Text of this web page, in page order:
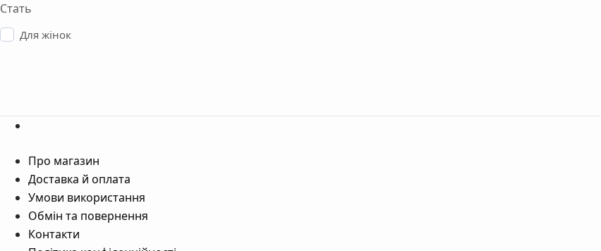
Стать
Для жінок
Про магазин
Доставка й оплата
Умови використання
Обмін та повернення
Контакти